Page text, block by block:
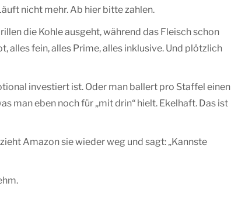
nicht mehr. Ab hier bitte zahlen.
die Kohle ausgeht, während das Fleisch schon
alles fein, alles Prime, alles inklusive. Und plötzlich
investiert ist. Oder man ballert pro Staffel einen
man eben noch für „mit drin“ hielt. Ekelhaft. Das ist
Amazon sie wieder weg und sagt: „Kannste